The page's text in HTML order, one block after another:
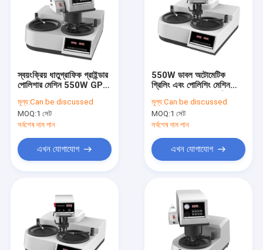
স্বয়ংক্রিয় ধাতুগ্রাফিক গ্রাইন্ডার
পোলিশার মেশিন 550W GP-
মূল্য:Can be discussed
MOQ:1 সেট
সর্বশেষ দাম পান
এখন যোগাযোগ
550W ডাবল অটোমেটিক
গ্রিলিং এবং পোলিশিং মেশিন
2A
মূল্য:Can be discussed
MOQ:1 সেট
সর্বশেষ দাম পান
এখন যোগাযোগ